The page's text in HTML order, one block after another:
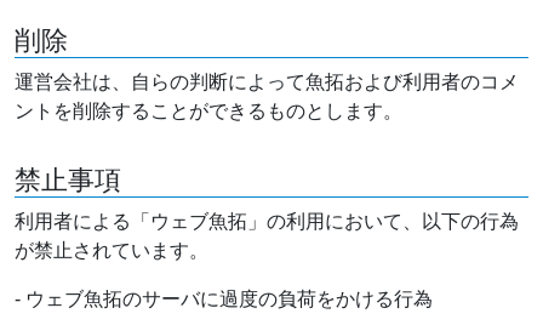
削除
運営会社は、自らの判断によって魚拓および利用者のコメ
ントを削除することができるものとします。
禁止事項
利用者による「ウェブ魚拓」の利用において、以下の行為
が禁止されています。
- ウェブ魚拓のサーバに過度の負荷をかける行為